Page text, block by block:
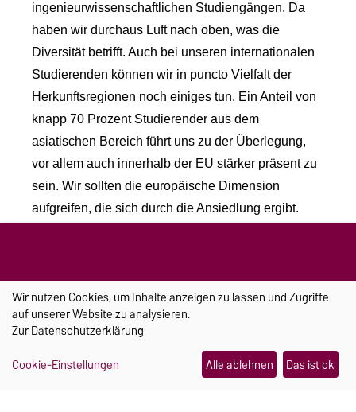
ingenieurwissenschaftlichen Studiengängen. Da
haben wir durchaus Luft nach oben, was die
Diversität betrifft. Auch bei unseren internationalen
Studierenden können wir in puncto Vielfalt der
Herkunftsregionen noch einiges tun. Ein Anteil von
knapp 70 Prozent Studierender aus dem
asiatischen Bereich führt uns zu der Überlegung,
vor allem auch innerhalb der EU stärker präsent zu
sein. Wir sollten die europäische Dimension
aufgreifen, die sich durch die Ansiedlung ergibt.
Sie sind als Rektor der Uni Magdeburg derzeit
auch Präsident der Landesrektorenkonferenz
Sachsen-Anhalts: Was bedeutet die Ansiedlung
Wir nutzen Cookies, um Inhalte anzeigen zu lassen und Zugriffe
auf unserer Website zu analysieren.
ZurDatenschutzerklärung
Cookie-Einstellungen
Alle ablehnen Das ist ok